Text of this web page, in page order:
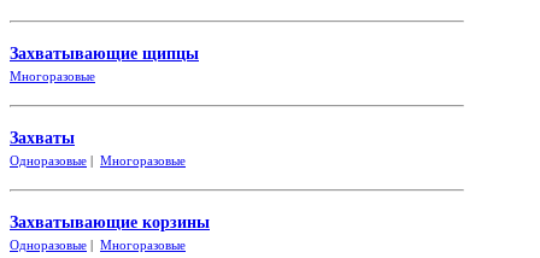
Захватывающие щипцы
Многоразовые
Захваты
Одноразовые | Многоразовые
Захватывающие корзины
Одноразовые | Многоразовые